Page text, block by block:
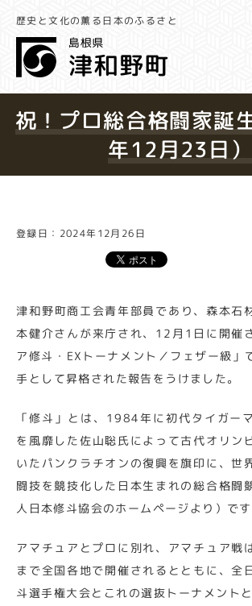
歴史と文化の薫る日本のふるさと
祝！プロ総合格闘家誕
年12月23日）
登録日：2024年12月26日
津和野町商工会青年部員であり、森本石
本健介さんが来庁され、12月1日に開催
ア修斗・EXトーナメント／フェザー級」
手として昇格された報告をうけました。
「修斗」とは、1984年に初代タイガー
を風靡した佐山聡氏によって古代オリン
いたパンクラチオンの復興を旗印に、世
闘技を競技化した日本生まれの総合格闘
人日本修斗協会のホームページより）です
アマチュアとプロに別れ、アマチュア戦
まで全国各地で開催されるとともに、全
斗選手権大会とこれの選抜トーナメント